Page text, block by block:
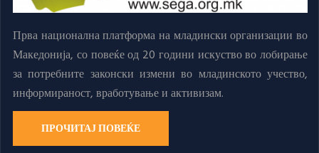
Прва национална платформа на младински организации во
Македонија, со повеќе од 20 години искуство во лобирање
за потребните законски измени во младинското учество,
информираност, вработување и активизам.
ПРОЧИТАЈ ПОВЕЌЕ